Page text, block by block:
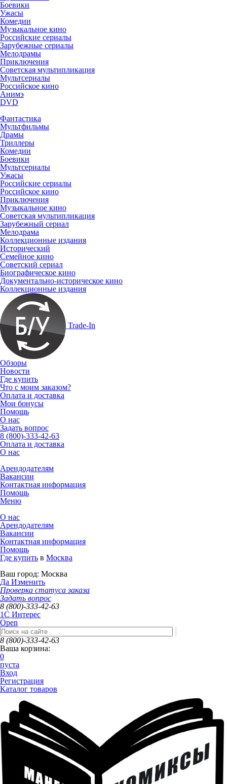
Боевики
Ужасы
Комедии
Музыкальное кино
Российские сериалы
Зарубежные сериалы
Мелодрамы
Приключения
Советская мультипликация
Мультсериалы
Российское кино
Анимэ
DVD
Фантастика
Мультфильмы
Драмы
Триллеры
Комедии
Боевики
Мультсериалы
Ужасы
Российские сериалы
Российское кино
Приключения
Музыкальное кино
Советская мультипликация
Зарубежный сериал
Мелодрама
Коллекционные издания
Исторический
Семейное кино
Советский сериал
Биографическое кино
Документально-историческое кино
Коллекционные издания
Trade-In
Обзоры
Новости
Где купить
Что с моим заказом?
Оплата и доставка
Мои бонусы
Помощь
О нас
Задать вопрос
8 (800)-333-42-63
Оплата и доставка
О нас
Арендодателям
Вакансии
Контактная информация
Помощь
Меню
О нас
Арендодателям
Вакансии
Контактная информация
Помощь
Где купить в Москва
Ваш город: Москва
Да Изменить
Проверка статуса заказа
Задать вопрос
8 (800)-333-42-63
1C Интерес
Open
8 (800)-333-42-63
Ваша корзина:
0
пуста
Вход
Регистрация
Каталог товаров